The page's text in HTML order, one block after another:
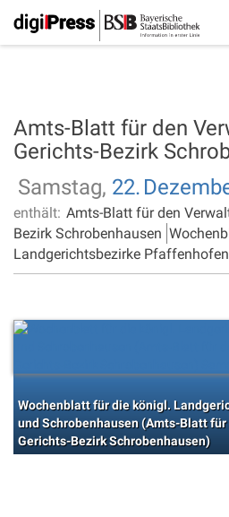
Amts-Blatt für den
Gerichts-Bezirk
Samstag, 22.
enthält: Amts-Blatt für den
Bezirk Schrobenhausen
Landgerichtsbezirke
Wochenblatt für die königl.
und Schrobenhausen (Amts-Blatt
Gerichts-Bezirk Schrobenhausen)